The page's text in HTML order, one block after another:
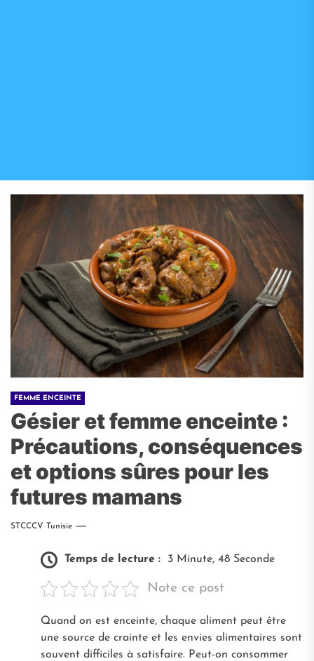
FEMME ENCEINTE
Gésier et femme enceinte :
Précautions, conséquences
et options sûres pour les
futures mamans
STCCCV Tunisie
Temps de lecture : 3 Minute, 48 Seconde
Note ce post
Quand on est enceinte, chaque aliment peut être
une source de crainte et les envies alimentaires sont
souvent difficiles à satisfaire. Peut-on consommer